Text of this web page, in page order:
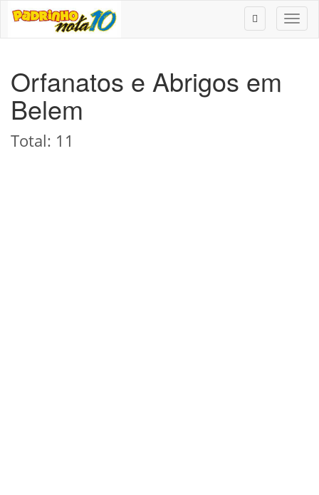
Orfanatos e Abrigos em
Belem
Total: 11